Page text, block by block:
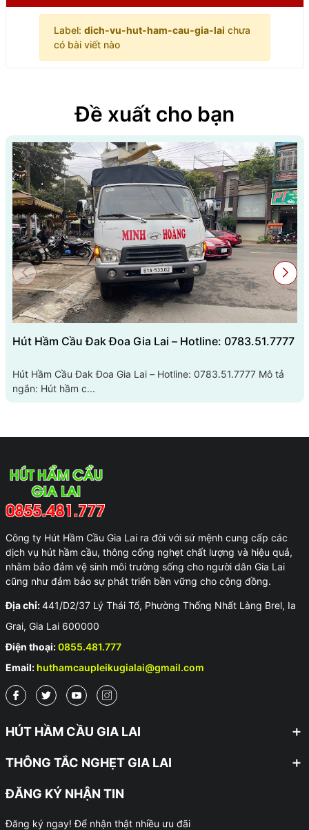
Label: dich-vu-hut-ham-cau-gia-lai chưa
có bài viết nào
Đề xuất cho bạn
Hút Hầm Cầu Đak Đoa Gia Lai – Hotline: 0783.51.7777
Hút Hầm Cầu Đak Đoa Gia Lai – Hotline: 0783.51.7777 Mô tả
ngắn: Hút hầm c...
Công ty Hút Hầm Cầu Gia Lai ra đời với sứ mệnh cung cấp các
dịch vụ hút hầm cầu, thông cống nghẹt chất lượng và hiệu quả,
nhằm bảo đảm vệ sinh môi trường sống cho người dân Gia Lai
cũng như đảm bảo sự phát triển bền vững cho cộng đồng.
Địa chỉ:441/D2/37 Lý Thái Tổ, Phường Thống Nhất Làng Brel, Ia
Grai, Gia Lai 600000
Điện thoại:0855.481.777
Email: huthamcaupleikugialai@gmail.com
HÚT HẦM CẦU GIA LAI
THÔNG TẮC NGHẸT GIA LAI
ĐĂNG KÝ NHẬN TIN
Đăng ký ngay! Để nhận thật nhiều ưu đãi